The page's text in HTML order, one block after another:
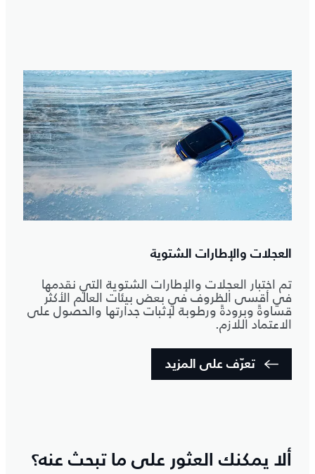
العجلات والإطارات الشتوية
تم اختبار العجلات والإطارات الشتوية التي نقدمها
في أقسى الظروف في بعض بيئات العالم الأكثر
قساوةً وبرودةً ورطوبة لإثبات جدارتها والحصول على
الاعتماد اللازم.
تعرّف على المزيد
ألا يمكنك العثور على ما تبحث عنه؟